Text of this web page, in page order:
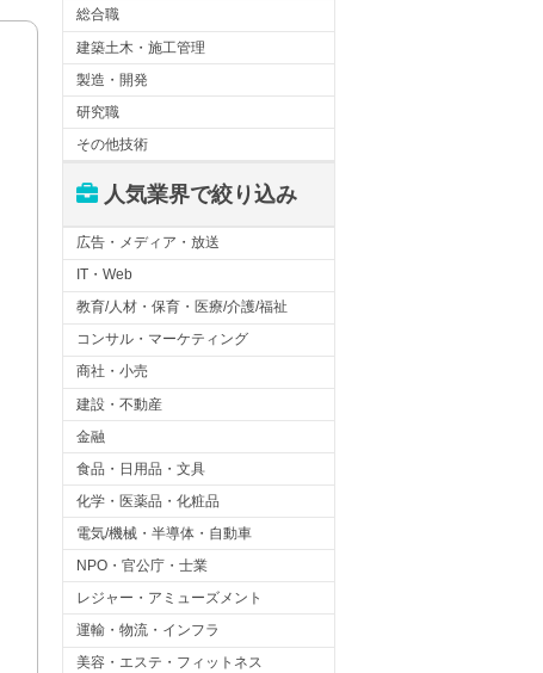
総合職
建築土木・施工管理
製造・開発
研究職
その他技術
人気業界で絞り込み
広告・メディア・放送
IT・Web
教育/人材・保育・医療/介護/福祉
コンサル・マーケティング
商社・小売
建設・不動産
金融
食品・日用品・文具
化学・医薬品・化粧品
電気/機械・半導体・自動車
NPO・官公庁・士業
レジャー・アミューズメント
運輸・物流・インフラ
美容・エステ・フィットネス